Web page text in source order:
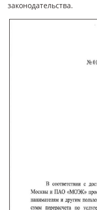
законодательства.